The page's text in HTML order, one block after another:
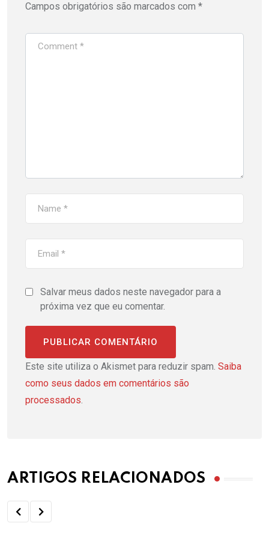
Campos obrigatórios são marcados com *
Salvar meus dados neste navegador para a
próxima vez que eu comentar.
Este site utiliza o Akismet para reduzir spam. Saiba
como seus dados em comentários são
processados.
ARTIGOS RELACIONADOS